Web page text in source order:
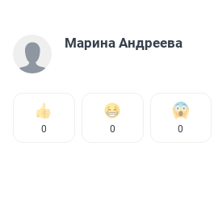
Марина Андреева
0 0 0